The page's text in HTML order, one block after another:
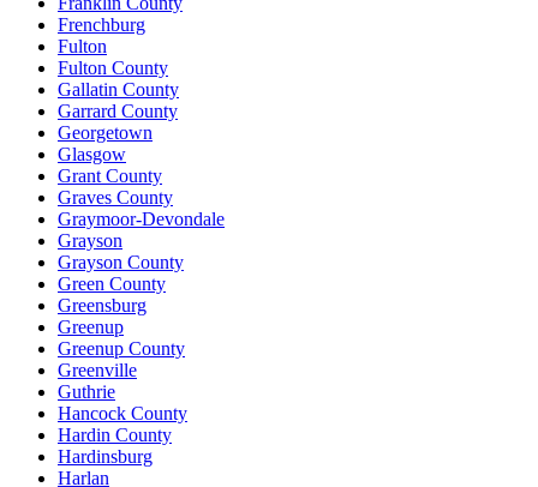
Frenchburg
Fulton
Fulton County
Gallatin County
Garrard County
Georgetown
Glasgow
Grant County
Graves County
Graymoor-Devondale
Grayson
Grayson County
Green County
Greensburg
Greenup
Greenup County
Greenville
Guthrie
Hancock County
Hardin County
Hardinsburg
Harlan